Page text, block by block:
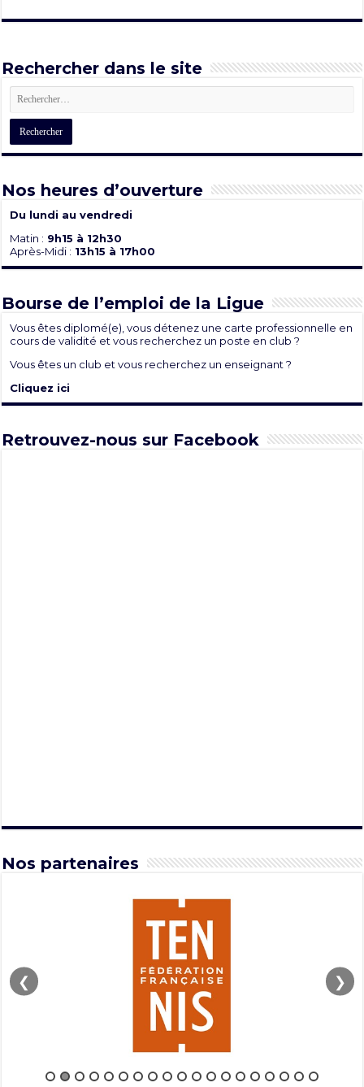
Rechercher dans le site
Nos heures d’ouverture
Du lundi au vendredi
Matin : 9h15 à 12h30
Après-Midi : 13h15 à 17h00
Bourse de l’emploi de la Ligue
Vous êtes diplomé(e), vous détenez une carte professionnelle en
cours de validité et vous recherchez un poste en club ?
Vous êtes un club et vous recherchez un enseignant ?
Cliquez ici
Retrouvez-nous sur Facebook
Nos partenaires
❮ ❯